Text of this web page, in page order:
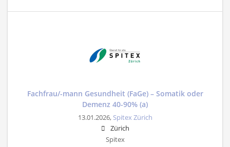
Fachfrau/-mann Gesundheit (FaGe) – Somatik oder
Demenz 40-90% (a)
13.01.2026, Spitex Zürich
Zürich
Spitex